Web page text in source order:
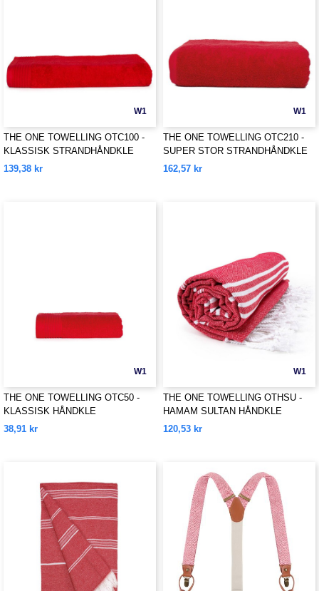
W1
THE ONE TOWELLING OTC100 -
KLASSISK STRANDHÅNDKLE
139,38 kr
W1
THE ONE TOWELLING OTC210 -
SUPER STOR STRANDHÅNDKLE
162,57 kr
W1
THE ONE TOWELLING OTC50 -
KLASSISK HÅNDKLE
38,91 kr
W1
THE ONE TOWELLING OTHSU -
HAMAM SULTAN HÅNDKLE
120,53 kr